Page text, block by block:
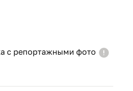
с репортажными фото